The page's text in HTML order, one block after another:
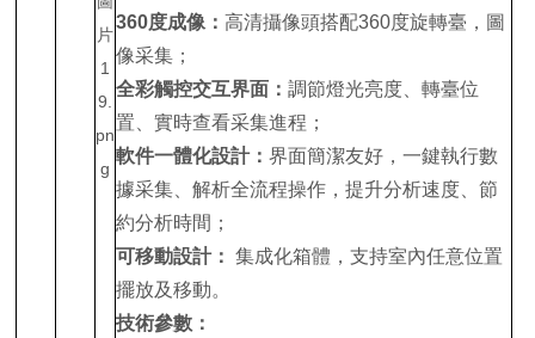
360度成像：高清攝像頭搭配360度旋轉臺，圖
像采集；
全彩觸控交互界面：調節燈光亮度、轉臺位
置、實時查看采集進程；
軟件一體化設計：界面簡潔友好，一鍵執行數
據采集、解析全流程操作，提升分析速度、節
約分析時間；
可移動設計： 集成化箱體，支持室內任意位置
擺放及移動。
技術參數：